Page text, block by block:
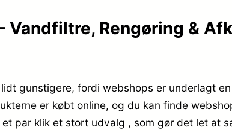
Vandfiltre, Rengøring &
gunstigere, fordi webshops er underlagt
er købt online, og du kan finde
par klik et stort udvalg , som gør det let at